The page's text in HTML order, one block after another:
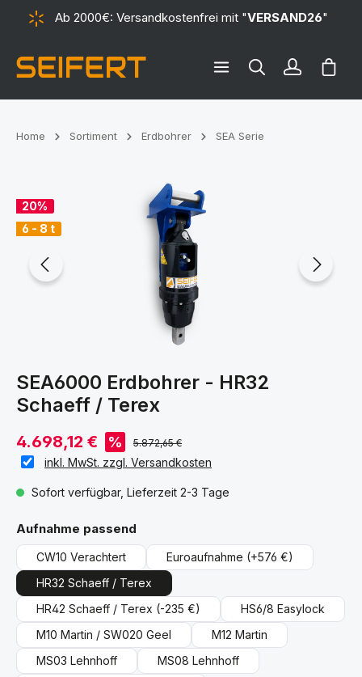
springenAb 2000€: Versandkostenfrei mit "VERSAND26"
Home Sortiment Erdbohrer SEA Serie
20%
6 - 8 t
SEA6000 Erdbohrer - HR32
Schaeff / Terex
4.698,12 € % 5.872,65 €
inkl. MwSt. zzgl. Versandkosten
Sofort verfügbar, Lieferzeit 2-3 Tage
Aufnahme passend
CW10 Verachtert Euroaufnahme (+576 €)
HR32 Schaeff / Terex
HR42 Schaeff / Terex (-235 €)
HS6/8 Easylock
M10 Martin / SW020 Geel
M12 Martin
MS03 Lehnhoff
MS08 Lehnhoff